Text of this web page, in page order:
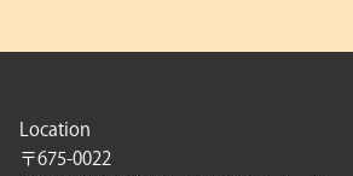
ン
Location
〒675-0022